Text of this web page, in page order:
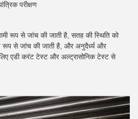
परीक्षण
रूप से जांच की जाती है, सतह की स्थिति को
रूप से जांच की जाती है, और अनुदैर्ध्य और
एडी करंट टेस्ट और अल्ट्रासोनिक टेस्ट से